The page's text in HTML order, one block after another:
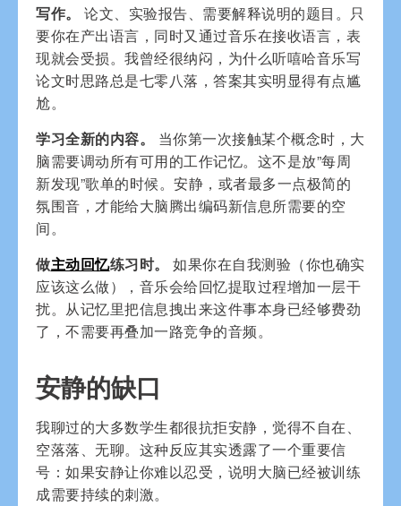
写作。
论文、实验报告、需要解释说明的题目。只
要你在产出语言，同时又通过音乐在接收语言，表
现就会受损。我曾经很纳闷，为什么听嘻哈音乐写
论文时思路总是七零八落，答案其实明显得有点尴
尬。
学习全新的内容。
当你第一次接触某个概念时，大
脑需要调动所有可用的工作记忆。这不是放”每周
新发现”歌单的时候。安静，或者最多一点极简的
氛围音，才能给大脑腾出编码新信息所需要的空
间。
做主动回忆练习时。
如果你在自我测验（你也确实
应该这么做），音乐会给回忆提取过程增加一层干
扰。从记忆里把信息拽出来这件事本身已经够费劲
了，不需要再叠加一路竞争的音频。
安静的缺口
我聊过的大多数学生都很抗拒安静，觉得不自在、
空落落、无聊。这种反应其实透露了一个重要信
号：如果安静让你难以忍受，说明大脑已经被训练
成需要持续的刺激。